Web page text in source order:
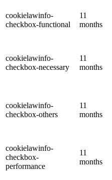
cookielawinfo-
checkbox-functional
11
months
cookielawinfo-
checkbox-necessary
11
months
cookielawinfo-
checkbox-others
11
months
cookielawinfo-
checkbox-
performance
11
months